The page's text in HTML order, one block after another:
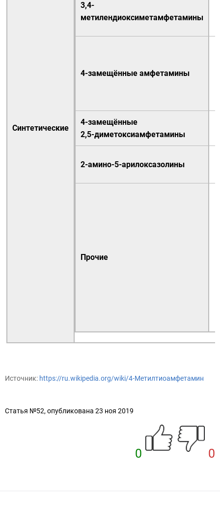
Синтетические
3,4-
метилендиоксиметамфетамины
4-замещённые амфетамины
4-замещённые
2,5-диметоксиамфетамины
2-амино-5-арилоксазолины
Прочие
Источник: https://ru.wikipedia.org/wiki/4-Метилтиоамфетамин
Статья №52, опубликована 23 ноя 2019
0 0